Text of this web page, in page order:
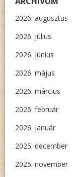
2026. augusztus
2026. július
2026. június
2026. május
2026. március
2026. február
2026. január
2025. december
2025. november